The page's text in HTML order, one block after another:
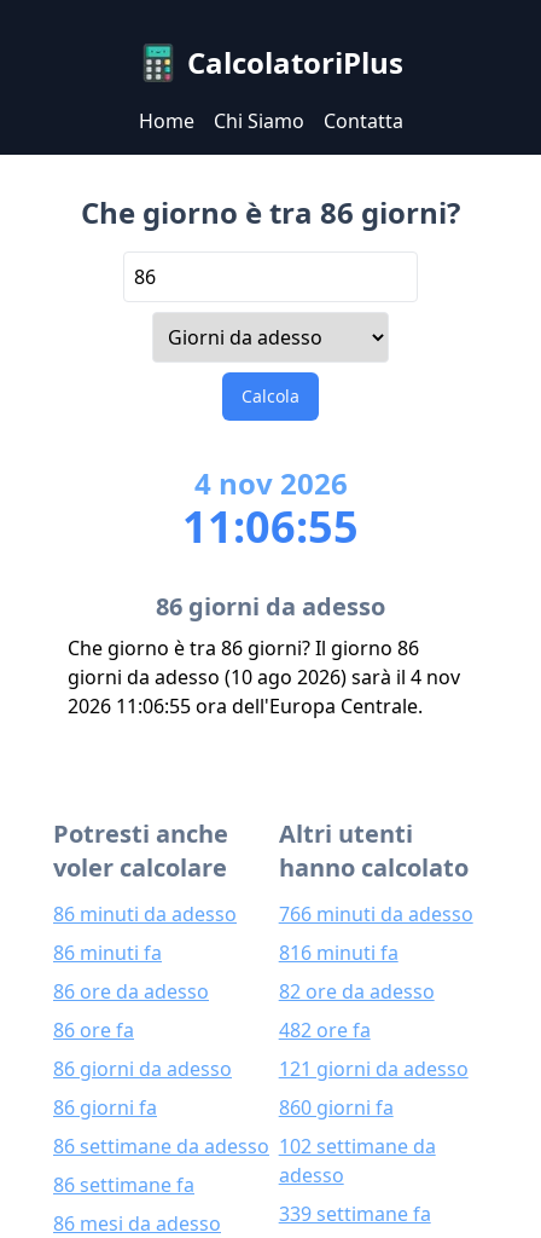
CalcolatoriPlus
Home Chi Siamo Contatta
Che giorno è tra 86 giorni?
Calcola
4 nov 2026
11:06:55
86 giorni da adesso
Che giorno è tra 86 giorni? Il giorno 86
giorni da adesso (10 ago 2026) sarà il 4 nov
2026 11:06:55 ora dell'Europa Centrale.
Potresti anche
voler calcolare
86 minuti da adesso
86 minuti fa
86 ore da adesso
86 ore fa
86 giorni da adesso
86 giorni fa
86 settimane da adesso
86 settimane fa
86 mesi da adesso
Altri utenti
hanno calcolato
766 minuti da adesso
816 minuti fa
82 ore da adesso
482 ore fa
121 giorni da adesso
860 giorni fa
102 settimane da
adesso
339 settimane fa